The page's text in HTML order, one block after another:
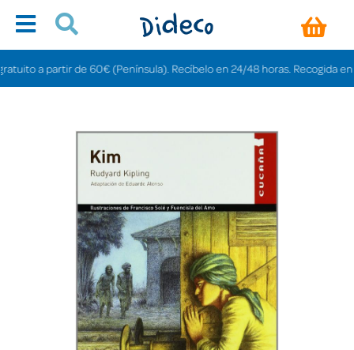
a partir de 60€ (Península). Recíbelo en 24/48 horas. Recogida en